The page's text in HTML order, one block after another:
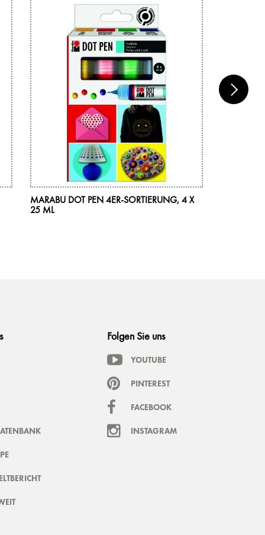
MARABU DOT PEN 4ER-SORTIERUNG, 4 X
25 ML
Folgen Sie uns
YOUTUBE
PINTEREST
FACEBOOK
INSTAGRAM